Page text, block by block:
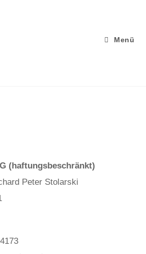
Menü
(haftungsbeschränkt)
Peter Stolarski